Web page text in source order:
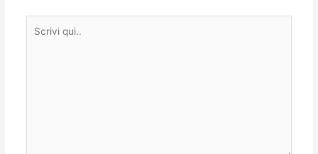
qui..